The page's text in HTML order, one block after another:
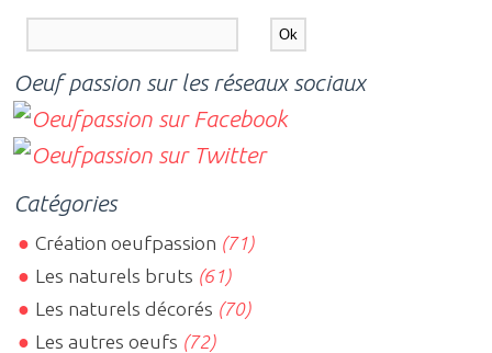
Oeuf passion sur les réseaux sociaux
Catégories
Création oeufpassion (71)
Les naturels bruts (61)
Les naturels décorés (70)
Les autres oeufs (72)